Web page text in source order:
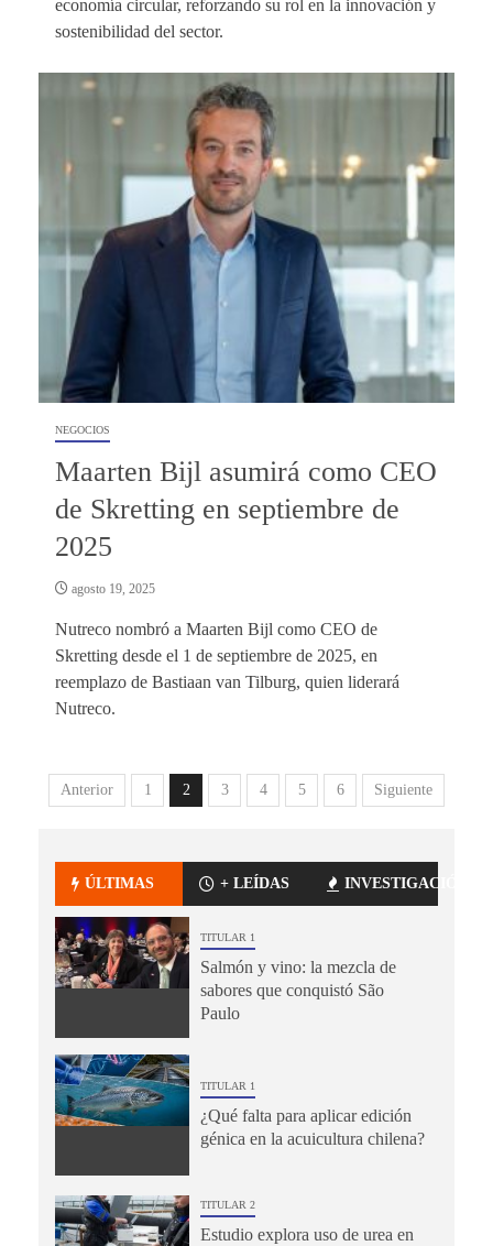
economía circular, reforzando su rol en la innovación y
sostenibilidad del sector.
NEGOCIOS
Maarten Bijl asumirá como CEO
de Skretting en septiembre de
2025
agosto 19, 2025
Nutreco nombró a Maarten Bijl como CEO de
Skretting desde el 1 de septiembre de 2025, en
reemplazo de Bastiaan van Tilburg, quien liderará
Nutreco.
Anterior 1 2 3 4 5 6 Siguiente
ÚLTIMAS + LEÍDAS INVESTIGACIÓN
TITULAR 1
Salmón y vino: la mezcla de
sabores que conquistó São
Paulo
TITULAR 1
¿Qué falta para aplicar edición
génica en la acuicultura chilena?
TITULAR 2
Estudio explora uso de urea en